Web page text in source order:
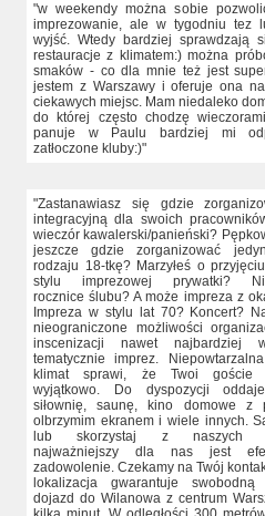
"w weekendy można sobie
imprezowanie, ale w tygodniu tez
wyjść. Wtedy bardziej sprawdzają
restauracje z klimatem:) można
smaków - co dla mnie też jest
jestem z Warszawy i oferuje ona
ciekawych miejsc. Mam niedaleko
do której często chodzę
panuje w Paulu bardziej mi
zatłoczone kluby:)"
"Zastanawiasz się gdzie
integracyjną dla swoich
wieczór kawalerski/panieński?
jeszcze gdzie zorganizować
rodzaju 18-tkę? Marzyłeś o
stylu imprezowej prywatki?
rocznice ślubu? A może impreza z
Impreza w stylu lat 70? Koncert?
nieograniczone możliwości
inscenizacji nawet najbardziej
tematycznie imprez.
klimat sprawi, że Twoi goście
wyjątkowo. Do dyspozycji
siłownię, saunę, kino domowe z
olbrzymim ekranem i wiele innych.
lub skorzystaj z naszych
najważniejszy dla nas jest
zadowolenie. Czekamy na Twój
lokalizacja gwarantuje swobodną
dojazd do Wilanowa z centrum